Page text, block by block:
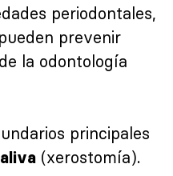
periodontales,
prevenir
la odontología
principales
(xerostomía).